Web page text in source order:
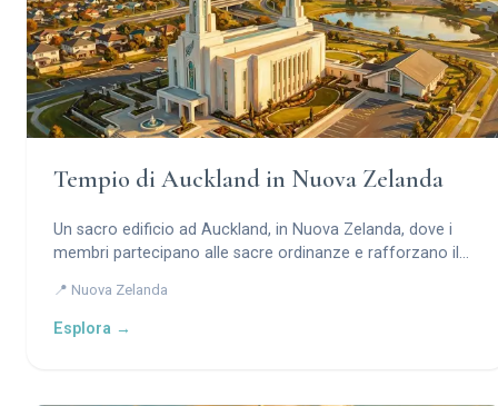
Tempio di Auckland in Nuova Zelanda
Un sacro edificio ad Auckland, in Nuova Zelanda, dove i
membri partecipano alle sacre ordinanze e rafforzano il
📍 Nuova Zelanda
Esplora →